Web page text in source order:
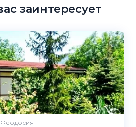
заинтересует